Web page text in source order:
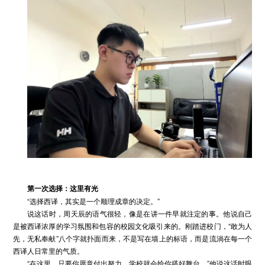
第一次选择：这里有光
“选择西译，其实是一个顺理成章的决定。”
说这话时，周天辰的语气很轻，像是在讲一件早就注定的事。他说自己
是被西译浓厚的学习氛围和包容的校园文化吸引来的。刚踏进校门，“敢为人
先，无私奉献”八个字就扑面而来，不是写在墙上的标语，而是流淌在每一个
西译人日常里的气质。